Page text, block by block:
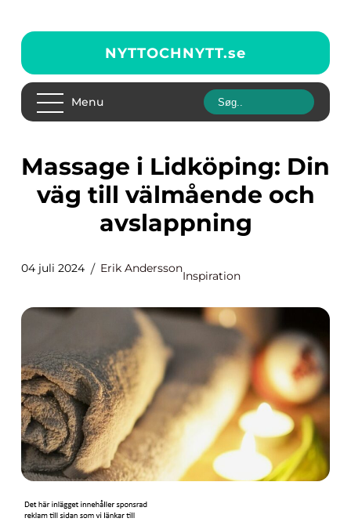
NYTTOCHNYTT.se
Menu
Massage i Lidköping: Din
väg till välmående och
avslappning
04 juli 2024 Erik Andersson
Inspiration